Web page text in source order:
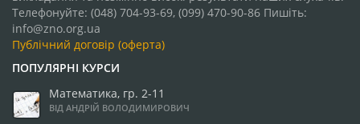
Телефонуйте: (048) 704-93-69, (099) 470-90-86 Пишіть:
info@zno.org.ua
Публічний договір (оферта)
ПОПУЛЯРНІ КУРСИ
Математика, гр. 2-11
ВІД АНДРІЙ ВОЛОДИМИРОВИЧ